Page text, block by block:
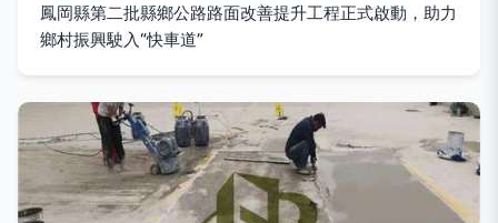
鳳岡縣第二批縣鄉公路路面改善提升工程正式啟動，助力
鄉村振興駛入“快車道”